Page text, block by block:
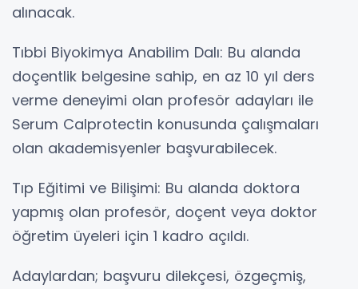
alınacak.
Tıbbi Biyokimya Anabilim Dalı: Bu alanda
doçentlik belgesine sahip, en az 10 yıl ders
verme deneyimi olan profesör adayları ile
Serum Calprotectin konusunda çalışmaları
olan akademisyenler başvurabilecek.
Tıp Eğitimi ve Bilişimi: Bu alanda doktora
yapmış olan profesör, doçent veya doktor
öğretim üyeleri için 1 kadro açıldı.
Adaylardan; başvuru dilekçesi, özgeçmiş,